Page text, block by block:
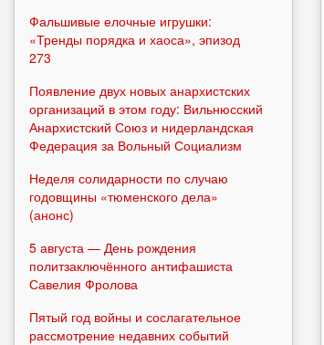
Фальшивые елочные игрушки:
«Тренды порядка и хаоса», эпизод
273
Появление двух новых анархистских
организаций в этом году: Вильнюсский
Анархистский Союз и нидерландская
Федерация за Вольный Социализм
Неделя солидарности по случаю
годовщины «тюменского дела»
(анонс)
5 августа — День рождения
политзаключённого антифашиста
Савелия Фролова
Пятый год войны и сослагательное
рассмотрение недавних событий